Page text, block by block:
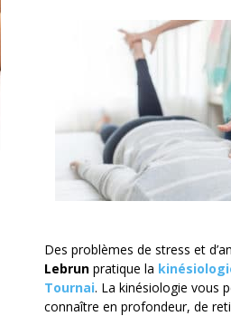
Des problèmes de stress et
Lebrun pratique la
Tournai. La kinésiologie vous
connaître en profondeur, de